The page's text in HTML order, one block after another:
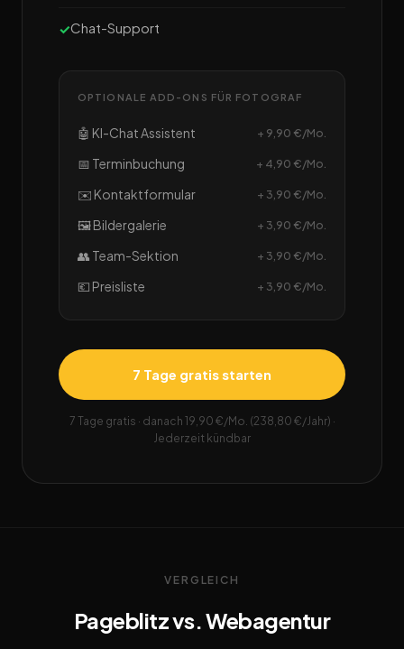
Chat-Support
OPTIONALE ADD-ONS FÜR FOTOGRAF
🤖 KI-Chat Assistent + 9,90 €/Mo.
📅 Terminbuchung + 4,90 €/Mo.
✉️ Kontaktformular + 3,90 €/Mo.
🖼️ Bildergalerie + 3,90 €/Mo.
👥 Team-Sektion + 3,90 €/Mo.
💶 Preisliste + 3,90 €/Mo.
7 Tage gratis starten
7 Tage gratis · danach 19,90 €/Mo. (238,80 €/Jahr) ·
Jederzeit kündbar
VERGLEICH
Pageblitz vs. Webagentur